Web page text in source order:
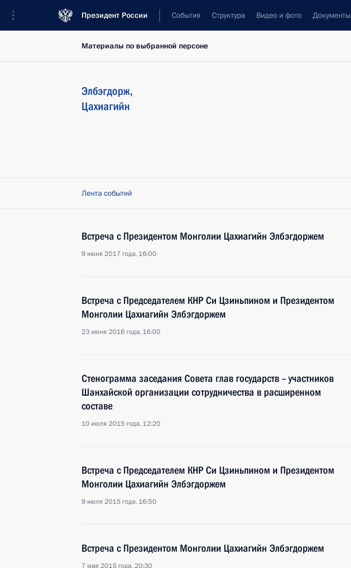
Президент России События Структура Видео и фото Документы
Материалы по выбранной персоне
Элбэгдорж,
Цахиагийн
Лента событий
Встреча с Президентом Монголии Цахиагийн Элбэгдоржем
9 июня 2017 года, 16:00
Встреча с Председателем КНР Си Цзиньпином и Президентом
Монголии Цахиагийн Элбэгдоржем
23 июня 2016 года, 16:00
Стенограмма заседания Совета глав государств – участников
Шанхайской организации сотрудничества в расширенном
составе
10 июля 2015 года, 12:20
Встреча с Председателем КНР Си Цзиньпином и Президентом
Монголии Цахиагийн Элбэгдоржем
9 июля 2015 года, 16:50
Встреча с Президентом Монголии Цахиагийн Элбэгдоржем
7 мая 2015 года, 20:30